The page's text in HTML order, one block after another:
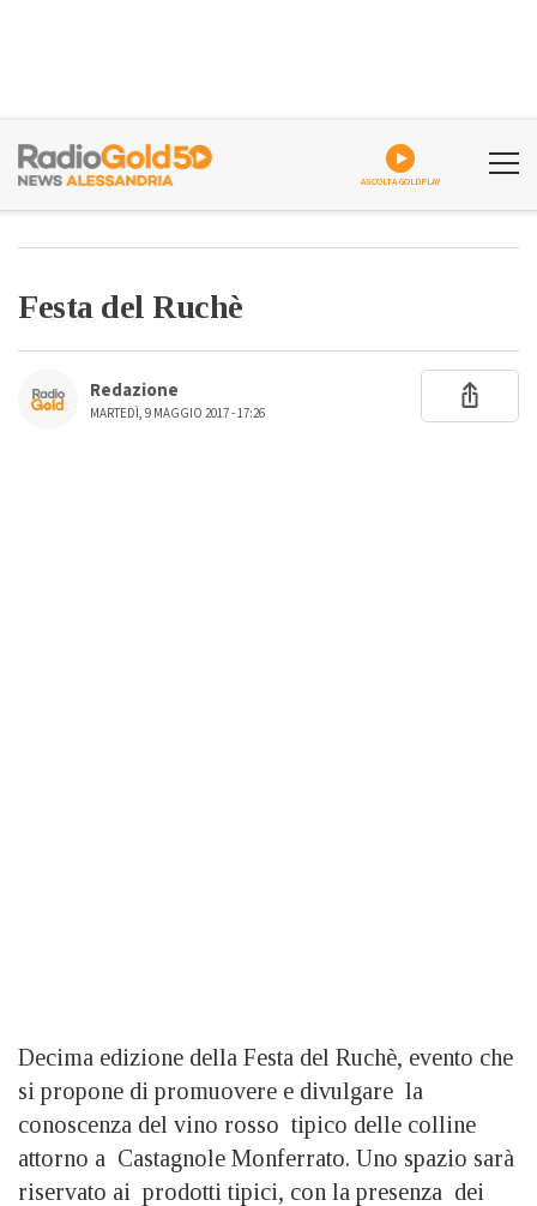
ASCOLTA GOLDPLAY
Festa del Ruchè
Redazione
MARTEDÌ, 9 MAGGIO 2017 - 17:26
Decima edizione della Festa del Ruchè, evento che
si propone di promuovere e divulgare la
conoscenza del vino rosso tipico delle colline
attorno a Castagnole Monferrato. Uno spazio sarà
riservato ai prodotti tipici, con la presenza dei